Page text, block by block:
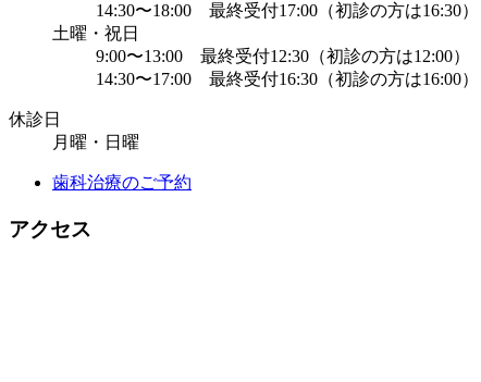
14:30〜18:00 最終受付17:00（初診の方は16:30）
土曜・祝日
9:00〜13:00 最終受付12:30（初診の方は12:00）
14:30〜17:00 最終受付16:30（初診の方は16:00）
休診日
月曜・日曜
歯科治療のご予約
アクセス